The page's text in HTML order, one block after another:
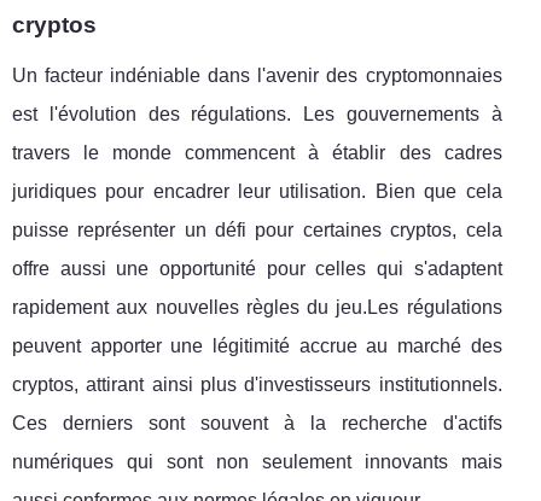
cryptos
Un facteur indéniable dans l'avenir des cryptomonnaies
est l'évolution des régulations. Les gouvernements à
travers le monde commencent à établir des cadres
juridiques pour encadrer leur utilisation. Bien que cela
puisse représenter un défi pour certaines cryptos, cela
offre aussi une opportunité pour celles qui s'adaptent
rapidement aux nouvelles règles du jeu.Les régulations
peuvent apporter une légitimité accrue au marché des
cryptos, attirant ainsi plus d'investisseurs institutionnels.
Ces derniers sont souvent à la recherche d'actifs
numériques qui sont non seulement innovants mais